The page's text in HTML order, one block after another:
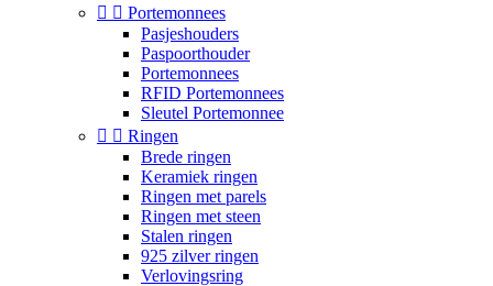
  Portemonnees
Pasjeshouders
Paspoorthouder
Portemonnees
RFID Portemonnees
Sleutel Portemonnee
  Ringen
Brede ringen
Keramiek ringen
Ringen met parels
Ringen met steen
Stalen ringen
925 zilver ringen
Verlovingsring